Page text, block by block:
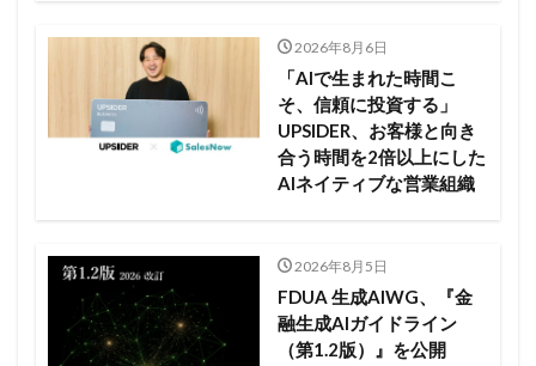
2026年8月6日
「AIで生まれた時間こ
そ、信頼に投資する」
UPSIDER、お客様と向き
合う時間を2倍以上にした
AIネイティブな営業組織
2026年8月5日
FDUA 生成AIWG、『金
融生成AIガイドライン
（第1.2版）』を公開